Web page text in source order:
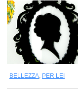
BELLEZZA, PER LEI